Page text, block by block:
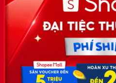
Công ty TNHH
Địa chỉ: Số 81, ngõ 68, đường
Hoa, Quận Cầu Giấy,
SĐT: